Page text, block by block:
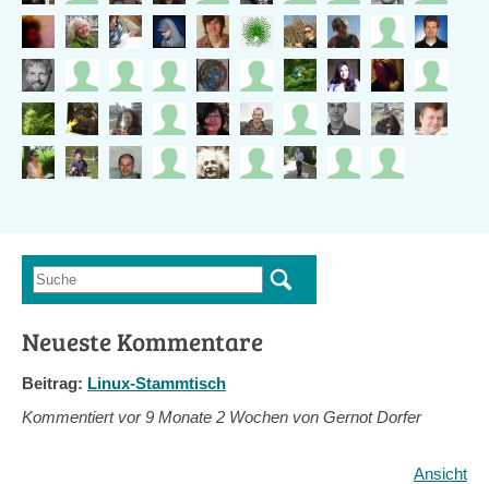
Suchformular
Suche
Neueste Kommentare
Beitrag: Linux-Stammtisch
Kommentiert vor9 Monate 2 Wochen von Gernot Dorfer
Ansicht